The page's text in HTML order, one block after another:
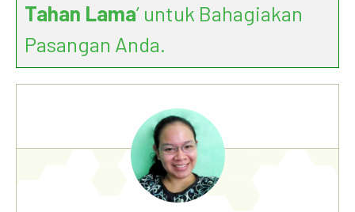
Tahan Lama’ untuk Bahagiakan
Pasangan Anda.